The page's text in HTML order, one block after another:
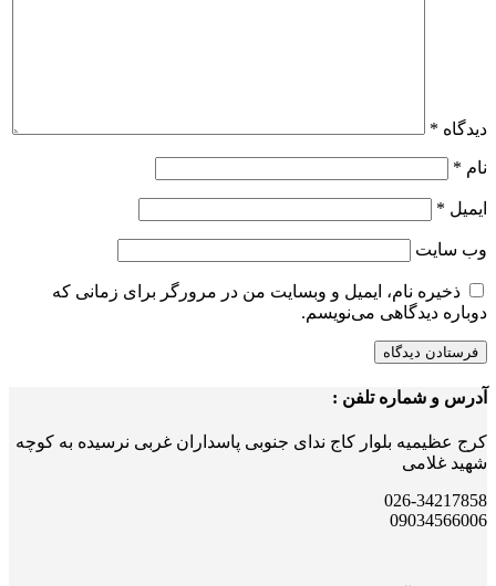
دیدگاه *
نام *
ایمیل *
وب‌ سایت
ذخیره نام، ایمیل و وبسایت من در مرورگر برای زمانی که
دوباره دیدگاهی می‌نویسم.
آدرس و شماره تلفن :
کرج عظیمیه بلوار کاج ندای جنوبی پاسداران غربی نرسیده به کوچه
شهید غلامی
026-34217858
09034566006